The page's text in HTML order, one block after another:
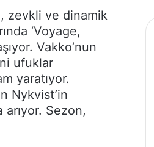
zevkli ve dinamik
‘Voyage,
Vakko’nun
ufuklar
yaratıyor.
Nykvist’in
Sezon,